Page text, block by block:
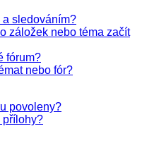
sledováním?
záložek nebo téma začít
fórum?
nebo fór?
povoleny?
přílohy?